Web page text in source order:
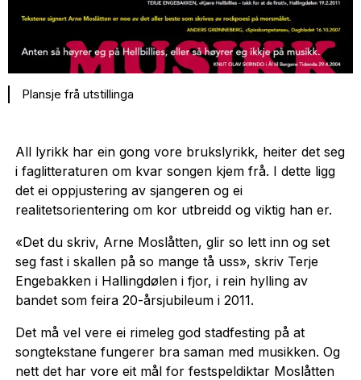
Plansje frå utstillinga
All lyrikk har ein gong vore brukslyrikk, heiter det seg
i faglitteraturen om kvar songen kjem frå. I dette ligg
det ei oppjustering av sjangeren og ei
realitetsorientering om kor utbreidd og viktig han er.
«Det du skriv, Arne Moslåtten, glir so lett inn og set
seg fast i skallen på so mange tå uss», skriv Terje
Engebakken i Hallingdølen i fjor, i rein hylling av
bandet som feira 20-årsjubileum i 2011.
Det må vel vere ei rimeleg god stadfesting på at
songtekstane fungerer bra saman med musikken. Og
nett det har vore eit mål for festspeldiktar Moslåtten